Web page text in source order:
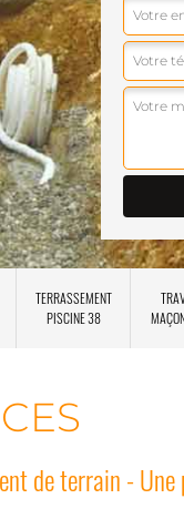
TERRASSEMENT
PISCINE 38
de terrain -